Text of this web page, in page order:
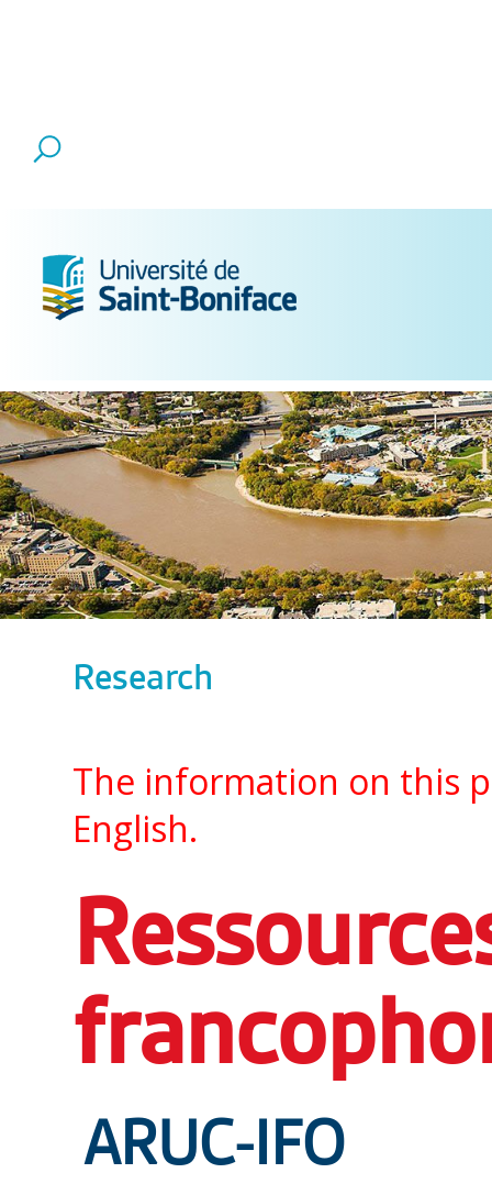
Research
The information on this
English.
ARUC-IFO